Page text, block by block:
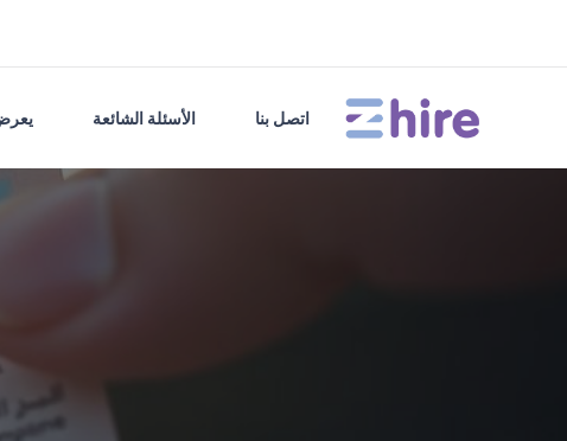
الأسئلة الشائعة اتصل بنا